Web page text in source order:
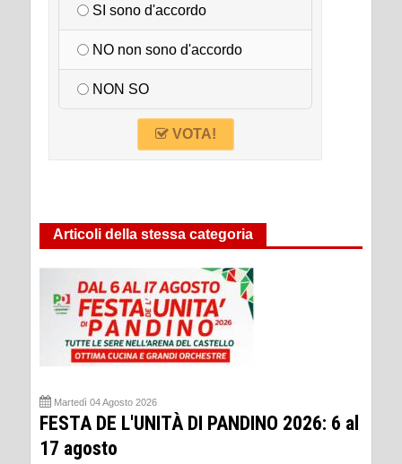
SI sono d'accordo
NO non sono d'accordo
NON SO
VOTA!
Articoli della stessa categoria
Martedì 04 Agosto 2026
FESTA DE L'UNITÀ DI PANDINO 2026: 6 al
17 agosto